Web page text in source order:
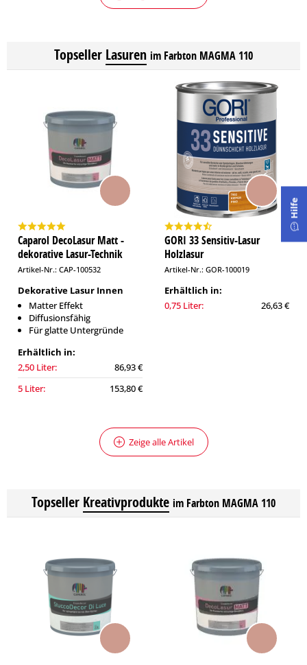
Topseller Lasuren im Farbton MAGMA 110
Caparol DecoLasur Matt -
dekorative Lasur-Technik
Artikel-Nr.: CAP-100532
Dekorative Lasur Innen
Matter Effekt
Diffusionsfähig
Für glatte Untergründe
Erhältlich in:
2,50 Liter:
86,93 €
5 Liter:
153,80 €
GORI 33 Sensitiv-Lasur
Holzlasur
Artikel-Nr.: GOR-100019
Erhältlich in:
0,75 Liter:
26,63 €
Zeige alle Artikel
Topseller Kreativprodukte im Farbton MAGMA 110
Hilfe